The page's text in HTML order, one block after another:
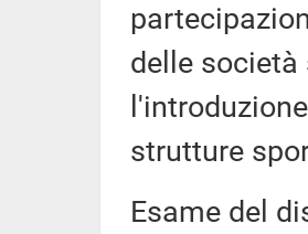
delle società
strutture
Esame del